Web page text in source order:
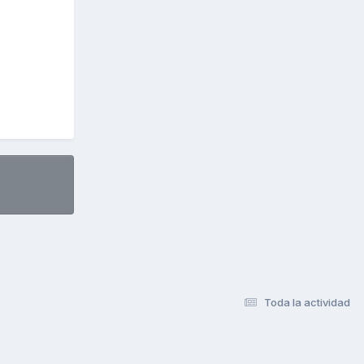
Toda la actividad